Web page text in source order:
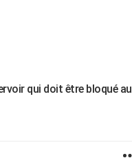
qui doit être bloqué au